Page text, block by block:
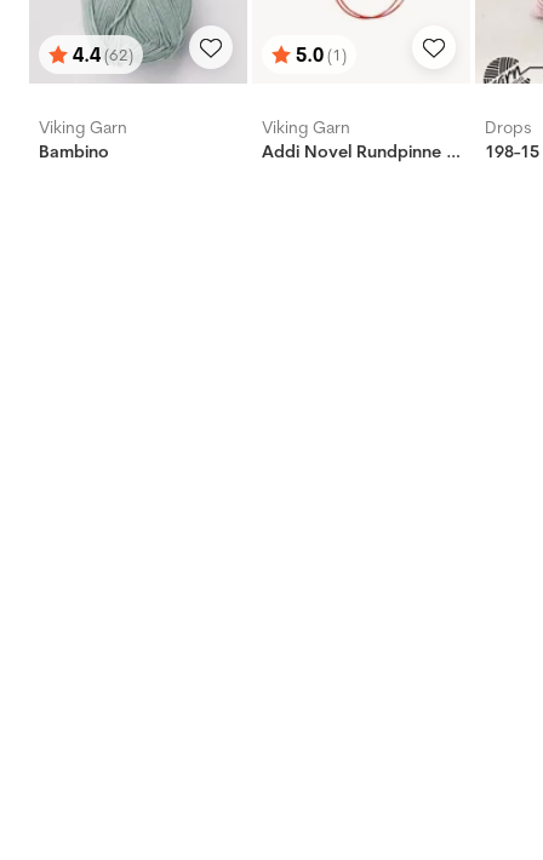
Betyg:
4.4(62)
utav 5 stjärnor
Viking Garn
Bambino
Betyg:
5.0(1)
utav 5 stjärnor
Viking Garn
Addi Novel Rundpinne - Messing
Drops